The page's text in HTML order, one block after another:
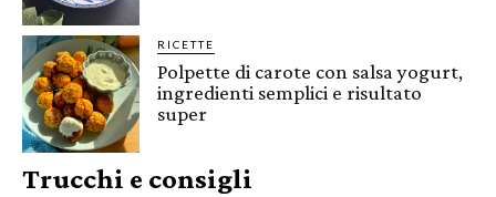
RICETTE
Polpette di carote con salsa yogurt,
ingredienti semplici e risultato
super
Trucchi e consigli